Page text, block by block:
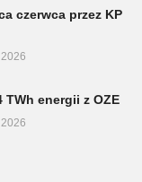
czerwca przez KP
TWh energii z OZE